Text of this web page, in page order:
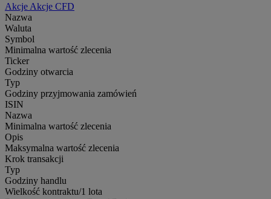
Akcje Akcje CFD
Nazwa
Waluta
Symbol
Minimalna wartość zlecenia
Ticker
Godziny otwarcia
Typ
Godziny przyjmowania zamówień
ISIN
Nazwa
Minimalna wartość zlecenia
Opis
Maksymalna wartość zlecenia
Krok transakcji
Typ
Godziny handlu
Wielkość kontraktu/1 lota